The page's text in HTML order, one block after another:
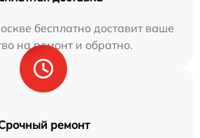
бесплатно доставит ваше
на ремонт и обратно.
ремонт